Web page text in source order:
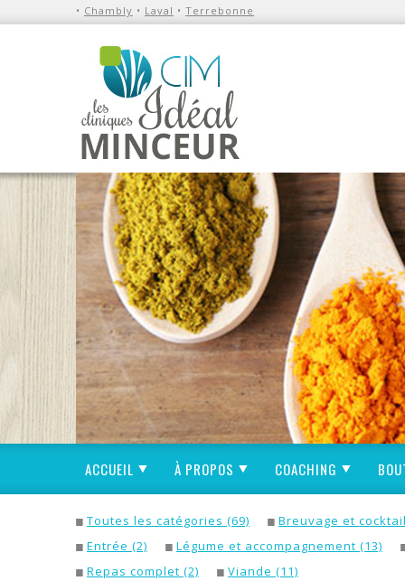
• Chambly • Laval • Terrebonne
ACCUEIL À PROPOS COACHING
Toutes les catégories (69)
Breuvage et
Entrée (2)
Légume et accompagnement (13)
Repas complet (2)
Viande (11)